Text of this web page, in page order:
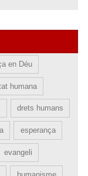
en Déu
humana
drets humans
esperança
evangeli